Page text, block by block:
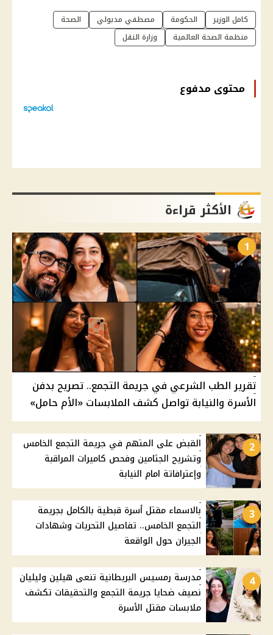
كامل الوزير الحكومة مصطفي مدبولي
الصحة
منظمة الصحة العالمية
وزارة النقل
محتوى مدفوع
الأكثر قراءة
1
تقرير الطب الشرعي في جريمة التجمع.. تصريح بدفن
الأسرة والنيابة تواصل كشف الملابسات «الأم حامل»
2
القبض على المتهم في جريمة التجمع الخامس
وتشريح الجثامين وفحص كاميرات المراقبة
وإعترافاتة امام النيابة
3
بالاسماء مقتل أسرة قبطية بالكامل بجريمة
التجمع الخامس.. تفاصيل التحريات وشهادات
الجيران حول الواقعة
4
مدرسة رمسيس البريطانية تنعى هيلين وليليان
نصيف ضحايا جريمة التجمع والتحقيقات تكشف
ملابسات مقتل الأسرة